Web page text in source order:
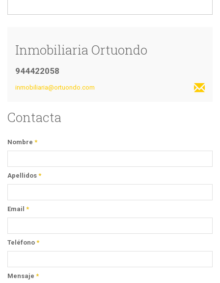
Inmobiliaria Ortuondo
944422058
inmobiliaria@ortuondo.com
Contacta
Nombre *
Apellidos *
Email *
Teléfono *
Mensaje *